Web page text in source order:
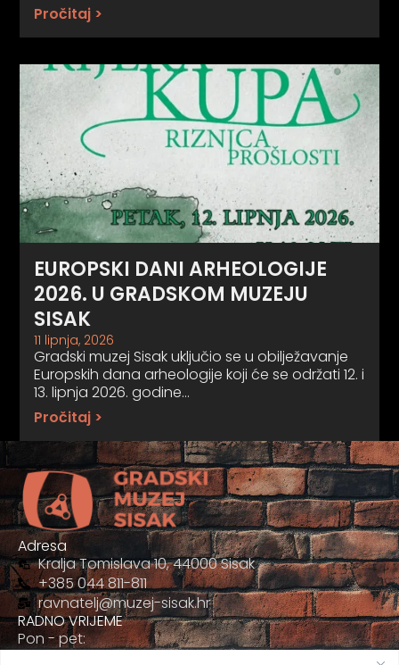
Pročitaj >
EUROPSKI DANI ARHEOLOGIJE
2026. U GRADSKOM MUZEJU
SISAK
11 lipnja, 2026
Gradski muzej Sisak uključio se u obilježavanje
Europskih dana arheologije koji će se održati 12. i
13. lipnja 2026. godine…
Pročitaj >
Adresa
Kralja Tomislava 10, 44000 Sisak
+385 044 811-811
ravnatelj@muzej-sisak.hr
RADNO VRIJEME
Pon - pet: